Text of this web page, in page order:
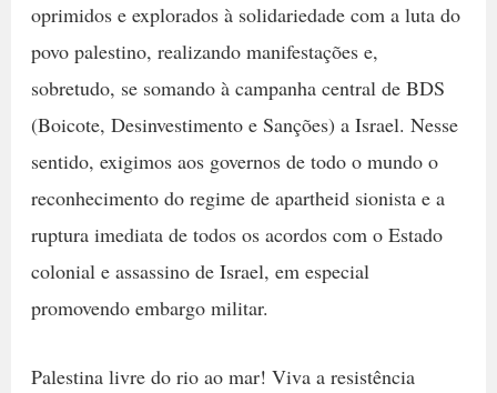
oprimidos e explorados à solidariedade com a luta do
povo palestino, realizando manifestações e,
sobretudo, se somando à campanha central de BDS
(Boicote, Desinvestimento e Sanções) a Israel. Nesse
sentido, exigimos aos governos de todo o mundo o
reconhecimento do regime de apartheid sionista e a
ruptura imediata de todos os acordos com o Estado
colonial e assassino de Israel, em especial
promovendo embargo militar.
Palestina livre do rio ao mar! Viva a resistência